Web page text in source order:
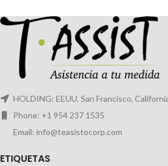
HOLDING: EEUU, San Francisco,
Phone: +1 954 237 1535
Email: info@teasistocorp.com
ETIQUETAS